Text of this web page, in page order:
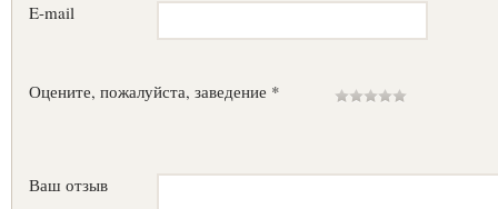
E-mail
Оцените, пожалуйста, заведение *
Ваш отзыв